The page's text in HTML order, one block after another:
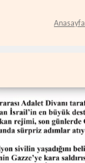
Anasayfa